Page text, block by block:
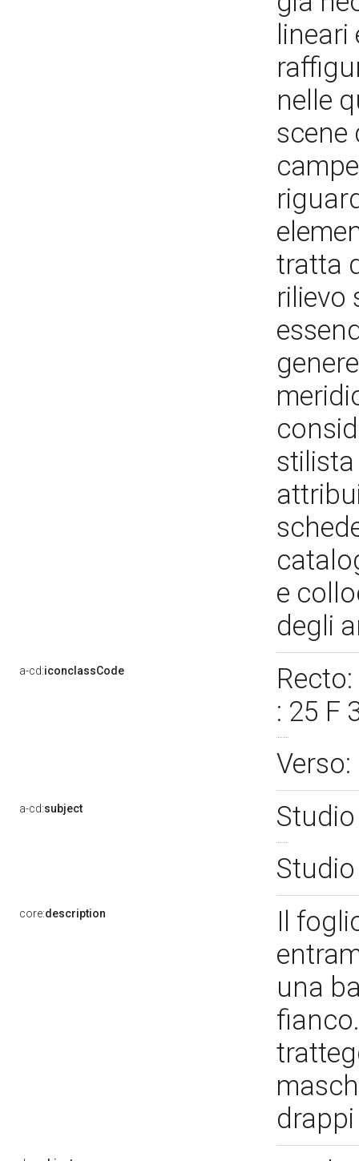
nelle
scene
tratta
rilievo
e
degli
a-cd:iconclassCode
: 25 F
a-cd:subject
core:description
Il
una